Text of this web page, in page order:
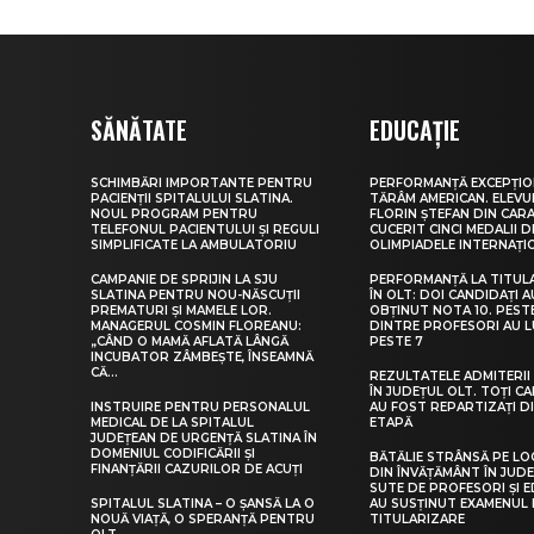
SĂNĂTATE
SCHIMBĂRI IMPORTANTE PENTRU
PACIENȚII SPITALULUI SLATINA.
NOUL PROGRAM PENTRU
TELEFONUL PACIENTULUI ȘI REGULI
SIMPLIFICATE LA AMBULATORIU
CAMPANIE DE SPRIJIN LA SJU
SLATINA PENTRU NOU-NĂSCUȚII
PREMATURI ȘI MAMELE LOR.
MANAGERUL COSMIN FLOREANU:
„CÂND O MAMĂ AFLATĂ LÂNGĂ
INCUBATOR ZÂMBEȘTE, ÎNSEAMNĂ
CĂ...
INSTRUIRE PENTRU PERSONALUL
MEDICAL DE LA SPITALUL
JUDEȚEAN DE URGENȚĂ SLATINA ÎN
DOMENIUL CODIFICĂRII ȘI
FINANȚĂRII CAZURILOR DE ACUȚI
SPITALUL SLATINA – O ȘANSĂ LA O
NOUĂ VIAȚĂ, O SPERANȚĂ PENTRU
EDUCAȚIE
PERFORMANȚĂ
TĂRÂM AMERICAN.
FLORIN ȘTEFAN DIN
CUCERIT CINCI MEDALII
OLIMPIADELE
PERFORMANȚĂ LA
ÎN OLT: DOI CANDIDAȚI
OBȚINUT NOTA 10.
DINTRE PROFESORI AU
PESTE 7
REZULTATELE ADMITERII
ÎN JUDEȚUL OLT. TOȚI
AU FOST REPARTIZAȚI
ETAPĂ
BĂTĂLIE STRÂNSĂ PE
DIN ÎNVĂȚĂMÂNT ÎN
SUTE DE PROFESORI ȘI
AU SUSȚINUT EXAMENUL
TITULARIZARE